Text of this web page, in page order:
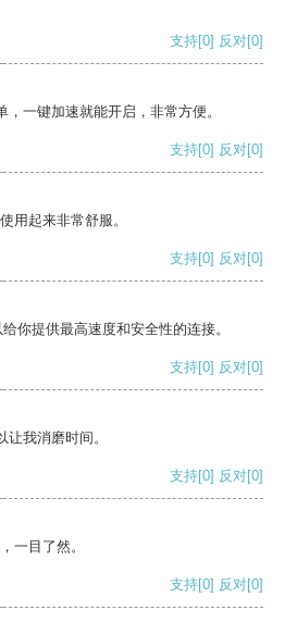
支持[0] 反对[0]
一键加速就能开启，非常方便。
支持[0] 反对[0]
用起来非常舒服。
支持[0] 反对[0]
你提供最高速度和安全性的连接。
支持[0] 反对[0]
我消磨时间。
支持[0] 反对[0]
一目了然。
支持[0] 反对[0]